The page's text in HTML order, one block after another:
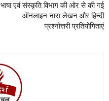
भाषा एवं संस्कृति विभाग की ओर से की गई
ऑनलाइन नारा लेखन और हिन्दी
प्रश्नोत्तरी प्रतियोगिताएं